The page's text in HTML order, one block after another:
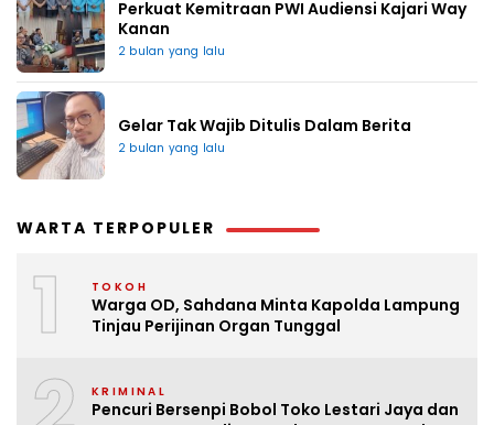
Perkuat Kemitraan PWI Audiensi Kajari Way
Kanan
2 bulan yang lalu
Gelar Tak Wajib Ditulis Dalam Berita
2 bulan yang lalu
WARTA TERPOPULER
1 TOKOH
Warga OD, Sahdana Minta Kapolda Lampung
Tinjau Perijinan Organ Tunggal
KRIMINAL
Pencuri Bersenpi Bobol Toko Lestari Jaya dan